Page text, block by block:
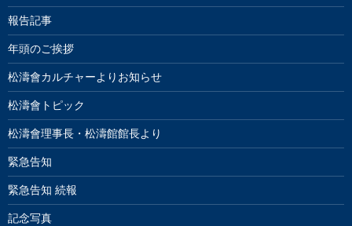
報告記事
年頭のご挨拶
松濤會カルチャーよりお知らせ
松濤會トピック
松濤會理事長・松濤館館長より
緊急告知
緊急告知 続報
記念写真